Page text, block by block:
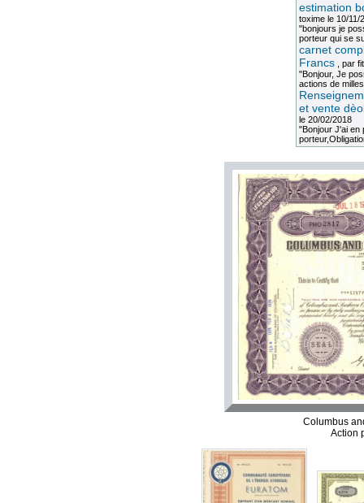
estimation
toximele 10/11/
"bonjours je
porteur qui se
carnet
Francs, par
"Bonjour, Je
actions de
et vente
le 20/02/2018
"Bonjour J'ai en
Columbus
Action